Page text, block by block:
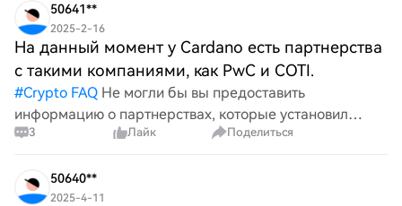
больше о стратегиях, ко
50641**
2025-2-16
На данный момент у Cardano есть партнерства
с такими компаниями, как PwC и COTI.
#Crypto FAQ Не могли бы вы предоставить
информацию о партнерствах, которые установил
Cardano? Мне интересно понять сотрудничество и
и экосистеме. Буду признателе
3 Лайк Поделиться
50640**
2025-4-11